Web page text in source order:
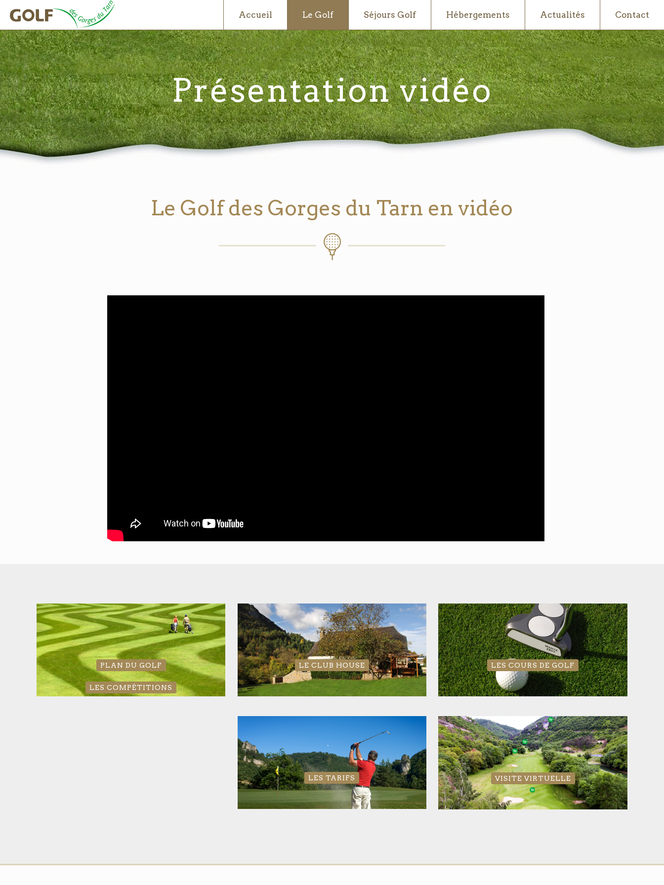
Accueil Le Golf Séjours Golf Hébergements Actualités Contact
Présentation vidéo
Le Golf des Gorges du Tarn en vidéo
PLAN DU GOLF LE CLUB HOUSE LES COURS DE GOLF
LES COMPÉTITIONS
LES TARIFS VISITE VIRTUELLE